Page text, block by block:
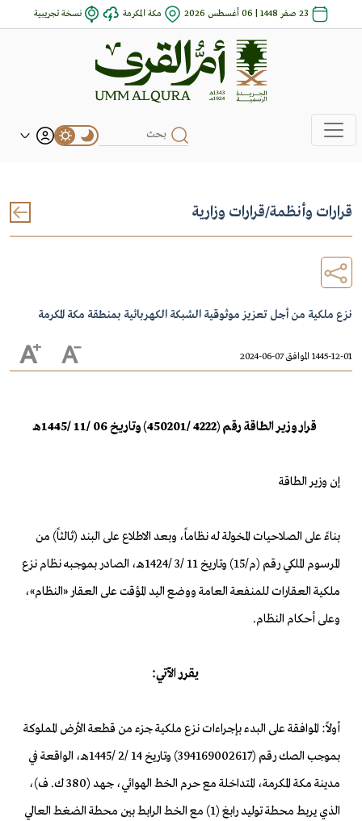
23 صفر 1448 | 06 أغسطس 2026 مكة المكرمة نسخة تجريبية
قرارات وأنظمة/قرارات وزارية
نزع ملكية من أجل تعزيز موثوقية الشبكة الكهربائية بمنطقة مكة المكرمة
1445-12-01 الموافق 07-06-2024
قرار وزير الطاقة رقم (4222 /450201) وتاريخ 06 /11 /1445هـ
إن وزير الطاقة
بناءً على الصلاحيات المخولة له نظاماً، وبعد الاطلاع على البند (ثالثاً) من
المرسوم الملكي رقم (م/15) وتاريخ 11 /3 /1424هـ، الصادر بموجبه نظام نزع
ملكية العقارات للمنفعة العامة ووضع اليد المؤقت على العقار «النظام»،
وعلى أحكام النظام.
يقرر الآتي:
أولاً: الموافقة على البدء بإجراءات نزع ملكية جزء من قطعة الأرض المملوكة
بموجب الصك رقم (394169002617) وتاريخ 14 /2 /1445هـ، الواقعة في
مدينة مكة المكرمة، المتداخلة مع حرم الخط الهوائي، جهد (380 ك. ف)،
الذي يربط محطة توليد رابغ (1) مع الخط الرابط بين محطة الضغط العالي